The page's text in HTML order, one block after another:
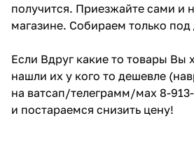
получится. Приезжайте сами и
магазине. Собираем только под
Если Вдруг какие то товары Вы
нашли их у кого то дешевле
на ватсап/телеграмм/мах 8-
и постараемся снизить цену!